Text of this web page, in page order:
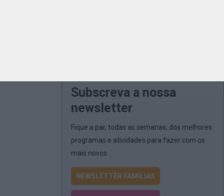
Subscreva a nossa
newsletter
Fique a par, todas as semanas, dos melhores
programas e atividades para fazer com os
mais novos
NEWSLETTER FAMÍLIAS